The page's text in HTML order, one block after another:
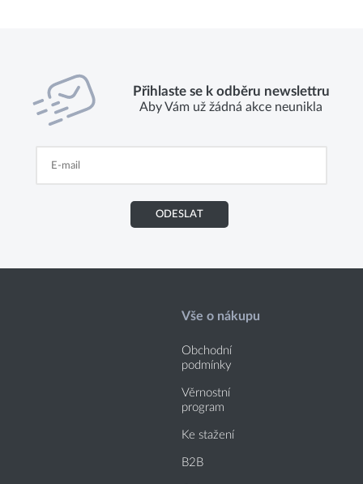
Přihlaste se k odběru newslettru
Aby Vám už žádná akce neunikla
ODESLAT
Vše o nákupu
Obchodní
podmínky
Věrnostní
program
Ke stažení
B2B